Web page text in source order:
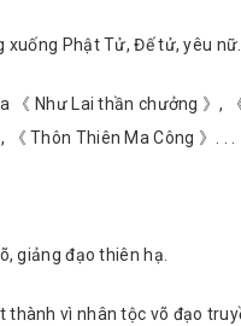
xuống Phật Tử, Đế tử, yêu nữ.
《 Như Lai thần chưởng 》,
Thôn Thiên Ma Công 》. . .
giảng đạo thiên hạ.
thành vì nhân tộc võ đạo